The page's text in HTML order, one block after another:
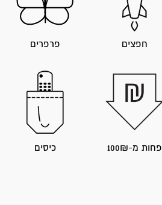
פרפרים חפצים
כיסים פחות מ-100₪